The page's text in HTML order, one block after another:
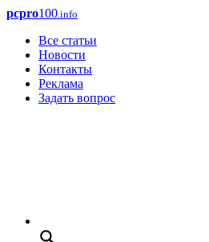
pcpro100.info
Все статьи
Новости
Контакты
Реклама
Задать вопрос